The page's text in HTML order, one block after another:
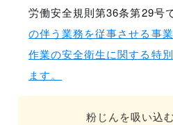
労働安全規則第36条第29号で
の伴う業務を従事させる事
作業の安全衛生に関する特
ます。
粉じんを吸い込